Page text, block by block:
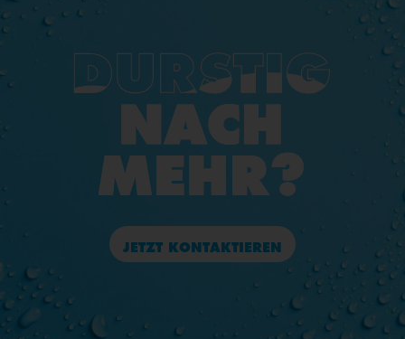
JETZT KONTAKTIEREN